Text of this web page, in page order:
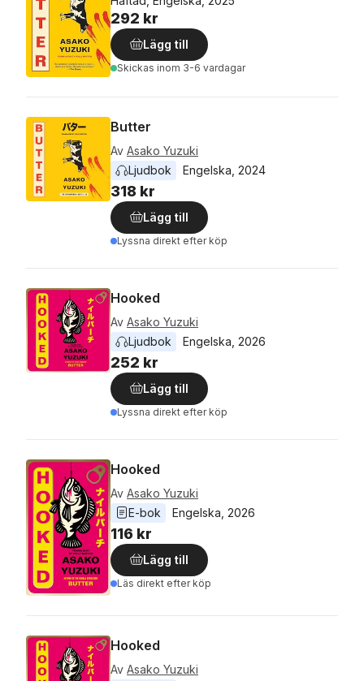
292 kr
Lägg till
Skickas inom 3-6 vardagar
Butter
Av Asako Yuzuki
Ljudbok
Engelska, 2024
318 kr
Lägg till
Lyssna direkt efter köp
Hooked
Av Asako Yuzuki
Ljudbok
Engelska, 2026
252 kr
Lägg till
Lyssna direkt efter köp
Hooked
Av Asako Yuzuki
E-bok
Engelska, 2026
116 kr
Lägg till
Läs direkt efter köp
Hooked
Av Asako Yuzuki